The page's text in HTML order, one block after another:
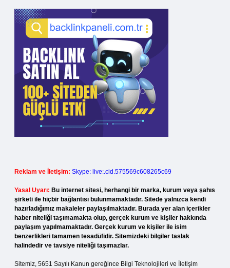
Reklam ve İletişim: Skype: live:.cid.575569c608265c69
Yasal Uyarı: Bu internet sitesi, herhangi bir marka, kurum veya şahıs
şirketi ile hiçbir bağlantısı bulunmamaktadır. Sitede yalnızca kendi
hazırladığımız makaleler paylaşılmaktadır. Burada yer alan içerikler
haber niteliği taşımamakta olup, gerçek kurum ve kişiler hakkında
paylaşım yapılmamaktadır. Gerçek kurum ve kişiler ile isim
benzerlikleri tamamen tesadüfidir. Sitemizdeki bilgiler taslak
halindedir ve tavsiye niteliği taşımazlar.
Sitemiz, 5651 Sayılı Kanun gereğince Bilgi Teknolojileri ve İletişim